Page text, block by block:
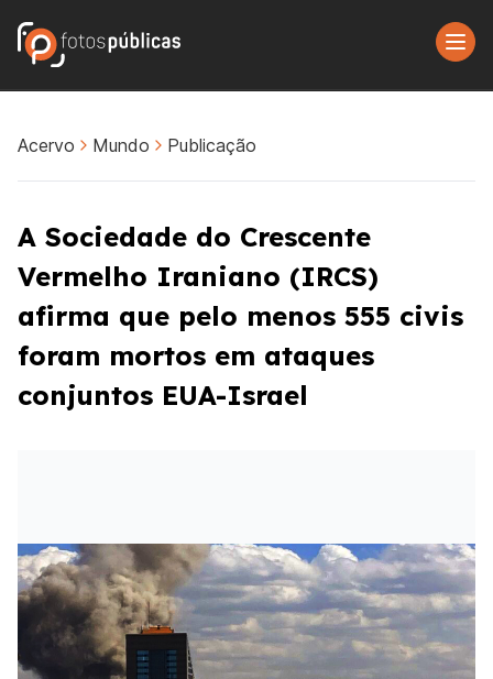
Acervo Mundo Publicação
A Sociedade do Crescente
Vermelho Iraniano (IRCS)
afirma que pelo menos 555 civis
foram mortos em ataques
conjuntos EUA-Israel